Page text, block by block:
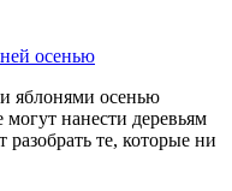
яблонями осенью
нанести деревьям
те, которые ни